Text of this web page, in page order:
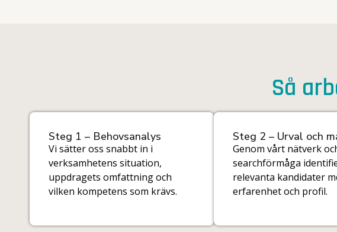
Så
Steg 1 – Behovsanalys
Vi sätter oss snabbt in i
verksamhetens situation,
uppdragets omfattning och
vilken kompetens som krävs.
Steg 2 – Urval och
Genom vårt nätverk
searchförmåga
relevanta kandidater
erfarenhet och profil.